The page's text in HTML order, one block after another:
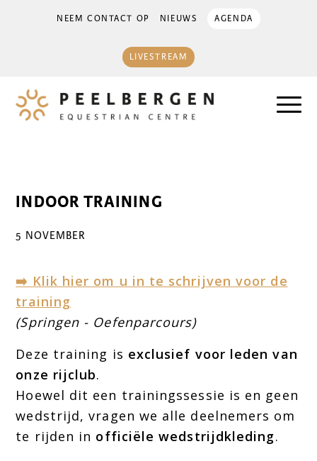
NEEM CONTACT OP NIEUWS AGENDA
LIVESTREAM
INDOOR TRAINING
5 NOVEMBER
➡️ Klik hier om u in te schrijven voor de
training
(Springen - Oefenparcours)
Deze training is exclusief voor leden van
onze rijclub.
Hoewel dit een trainingssessie is en geen
wedstrijd, vragen we alle deelnemers om
te rijden in officiële wedstrijdkleding.